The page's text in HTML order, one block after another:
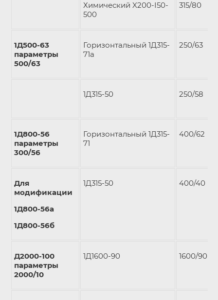
Химический X200-I50-
500
315/80
1Д500-63
параметры
500/63
Горизонтальный 1Д315-
71a
250/63
1Д315-50 250/58
1Д800-56
параметры
300/56
Горизонтальный 1Д315-
71
400/62
Для
модификации
1Д800-56а
1Д800-56б
1Д315-50 400/40
Д2000-100
параметры
2000/10
1Д1600-90 1600/90